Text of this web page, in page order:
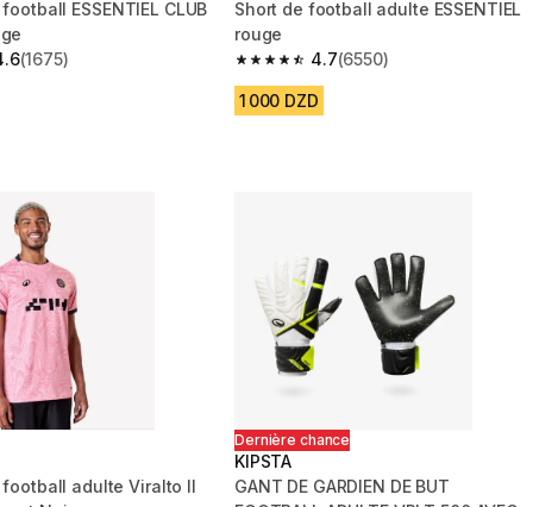
ESSENTIEL CLUB
stars from 1675 reviews
(1675)
Short de football adulte ESSENTIEL
rouge
4.7
4.7 out of 5 stars from 6550 reviews
(6550)
1 000 DZD
Viralto II
Dernière chance
KIPSTA
GANT DE GARDIEN DE BUT